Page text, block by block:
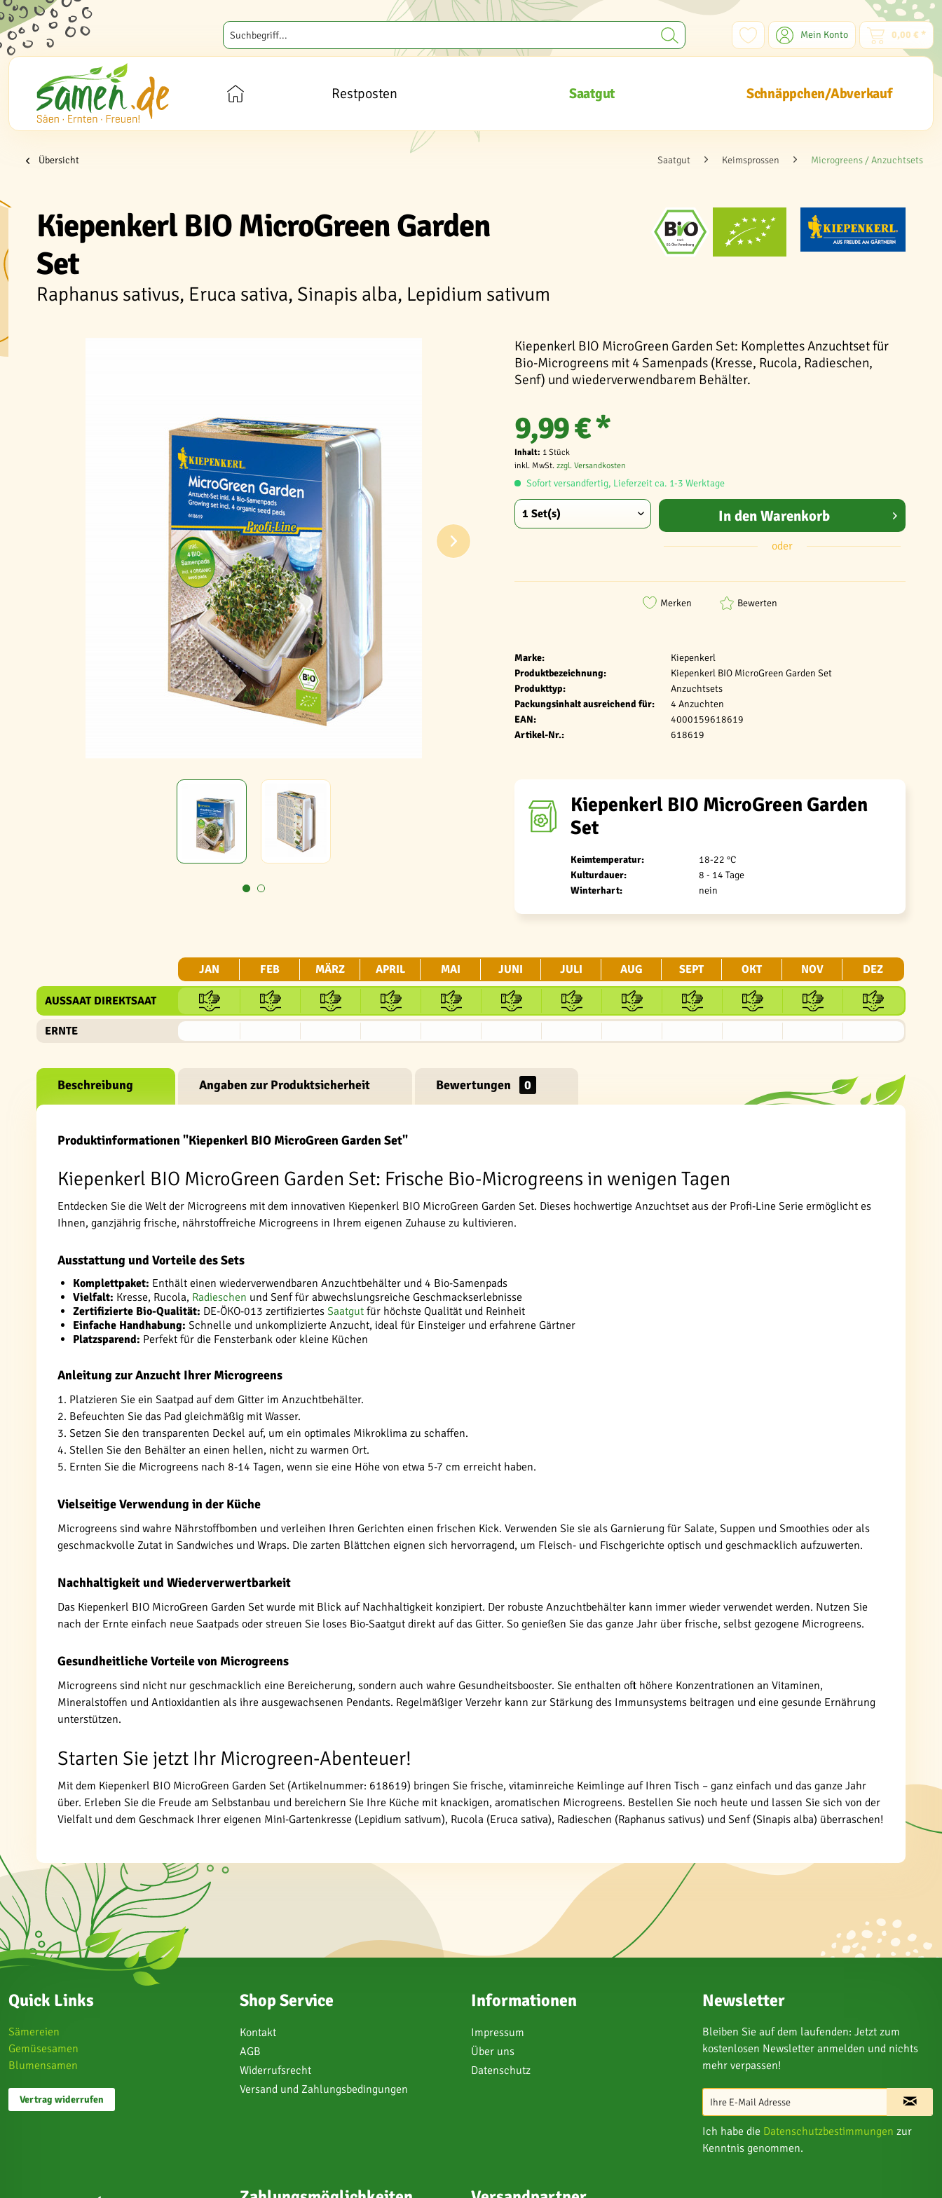
Mein Konto 0,00 € *
Restposten Saatgut Schnäppchen/Abverkauf
Übersicht Saatgut Keimsprossen Microgreens / Anzuchtsets
Kiepenkerl BIO MicroGreen Garden
Set
Raphanus sativus, Eruca sativa, Sinapis alba, Lepidium sativum
Kiepenkerl BIO MicroGreen Garden Set: Komplettes Anzuchtset für
Bio-Microgreens mit 4 Samenpads (Kresse, Rucola, Radieschen,
Senf) und wiederverwendbarem Behälter.
Marke:
Kiepenkerl
Produktbezeichnung:
Kiepenkerl BIO MicroGreen Garden Set
Produkttyp:
Anzuchtsets
Packungsinhalt ausreichend für:
4 Anzuchten
EAN:
4000159618619
Artikel-Nr.:
618619
9,99 € *
Inhalt: 1 Stück
inkl. MwSt. zzgl. Versandkosten
Sofort versandfertig, Lieferzeit ca. 1-3 Werktage
In den Warenkorb
oder
Merken Bewerten
Kiepenkerl BIO MicroGreen Garden
Set
Keimtemperatur:
18-22 °C
Kulturdauer:
8 - 14 Tage
Winterhart:
nein
JAN FEB MÄRZ APRIL MAI JUNI JULI AUG SEPT OKT NOV DEZ
AUSSAAT DIREKTSAAT
ERNTE
Beschreibung Angaben zur Produktsicherheit Bewertungen 0
Produktinformationen "Kiepenkerl BIO MicroGreen Garden Set"
Kiepenkerl BIO MicroGreen Garden Set: Frische Bio-Microgreens in wenigen Tagen
Entdecken Sie die Welt der Microgreens mit dem innovativen Kiepenkerl BIO MicroGreen Garden Set. Dieses hochwertige Anzuchtset aus der Profi-Line Serie ermöglicht es
Ihnen, ganzjährig frische, nährstoffreiche Microgreens in Ihrem eigenen Zuhause zu kultivieren.
Ausstattung und Vorteile des Sets
Komplettpaket: Enthält einen wiederverwendbaren Anzuchtbehälter und 4 Bio-Samenpads
Vielfalt: Kresse, Rucola, Radieschen und Senf für abwechslungsreiche Geschmackserlebnisse
Zertifizierte Bio-Qualität: DE-ÖKO-013 zertifiziertes Saatgut für höchste Qualität und Reinheit
Einfache Handhabung: Schnelle und unkomplizierte Anzucht, ideal für Einsteiger und erfahrene Gärtner
Platzsparend: Perfekt für die Fensterbank oder kleine Küchen
Anleitung zur Anzucht Ihrer Microgreens
1. Platzieren Sie ein Saatpad auf dem Gitter im Anzuchtbehälter.
2. Befeuchten Sie das Pad gleichmäßig mit Wasser.
3. Setzen Sie den transparenten Deckel auf, um ein optimales Mikroklima zu schaffen.
4. Stellen Sie den Behälter an einen hellen, nicht zu warmen Ort.
5. Ernten Sie die Microgreens nach 8-14 Tagen, wenn sie eine Höhe von etwa 5-7 cm erreicht haben.
Vielseitige Verwendung in der Küche
Microgreens sind wahre Nährstoffbomben und verleihen Ihren Gerichten einen frischen Kick. Verwenden Sie sie als Garnierung für Salate, Suppen und Smoothies oder als
geschmackvolle Zutat in Sandwiches und Wraps. Die zarten Blättchen eignen sich hervorragend, um Fleisch- und Fischgerichte optisch und geschmacklich aufzuwerten.
Nachhaltigkeit und Wiederverwertbarkeit
Das Kiepenkerl BIO MicroGreen Garden Set wurde mit Blick auf Nachhaltigkeit konzipiert. Der robuste Anzuchtbehälter kann immer wieder verwendet werden. Nutzen Sie
nach der Ernte einfach neue Saatpads oder streuen Sie loses Bio-Saatgut direkt auf das Gitter. So genießen Sie das ganze Jahr über frische, selbst gezogene Microgreens.
Gesundheitliche Vorteile von Microgreens
Microgreens sind nicht nur geschmacklich eine Bereicherung, sondern auch wahre Gesundheitsbooster. Sie enthalten oft höhere Konzentrationen an Vitaminen,
Mineralstoffen und Antioxidantien als ihre ausgewachsenen Pendants. Regelmäßiger Verzehr kann zur Stärkung des Immunsystems beitragen und eine gesunde Ernährung
unterstützen.
Starten Sie jetzt Ihr Microgreen-Abenteuer!
Mit dem Kiepenkerl BIO MicroGreen Garden Set (Artikelnummer: 618619) bringen Sie frische, vitaminreiche Keimlinge auf Ihren Tisch – ganz einfach und das ganze Jahr
über. Erleben Sie die Freude am Selbstanbau und bereichern Sie Ihre Küche mit knackigen, aromatischen Microgreens. Bestellen Sie noch heute und lassen Sie sich von der
Vielfalt und dem Geschmack Ihrer eigenen Mini-Gartenkresse (Lepidium sativum), Rucola (Eruca sativa), Radieschen (Raphanus sativus) und Senf (Sinapis alba) überraschen!
Quick Links
Sämereien
Gemüsesamen
Blumensamen
Vertrag widerrufen
Shop Service
Kontakt
AGB
Widerrufsrecht
Versand und Zahlungsbedingungen
Informationen
Impressum
Über uns
Datenschutz
Newsletter
Bleiben Sie auf dem laufenden: Jetzt zum
kostenlosen Newsletter anmelden und nichts
mehr verpassen!
Ich habe die Datenschutzbestimmungen zur
Kenntnis genommen.